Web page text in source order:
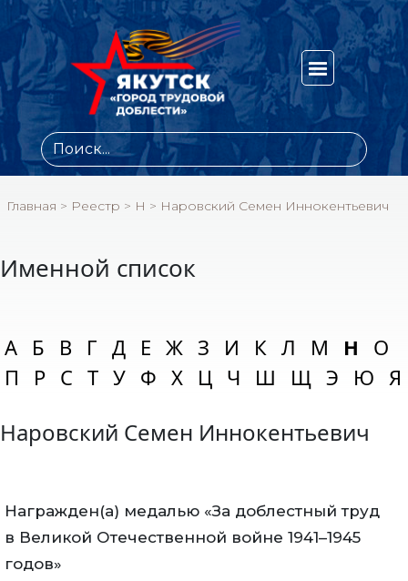
Главная > Реестр > Н > Наровский Семен Иннокентьевич
Именной список
А Б В Г Д Е Ж З И К Л М Н
О
П
Р С Т У Ф Х Ц Ч Ш Щ Э Ю Я
Наровский Семен Иннокентьевич
Награжден(а) медалью «За доблестный труд
в Великой Отечественной войне 1941–1945
годов»